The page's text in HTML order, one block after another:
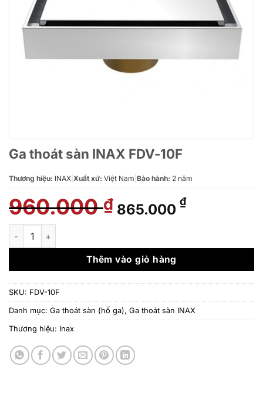
Ga thoát sàn INAX FDV-10F
Thương hiệu: INAX Xuất xứ: Việt Nam Bảo hành: 2 năm
960.000₫ Giá
gốc
960.000 ₫.
865.000 ₫Giá
là:
Ga thoát sàn INAX FDV-10F số lượng
Thêm vào giỏ hàng
SKU: FDV-10F
Danh mục: Ga thoát sàn (hố ga), Ga thoát sàn INAX
Thương hiệu: Inax